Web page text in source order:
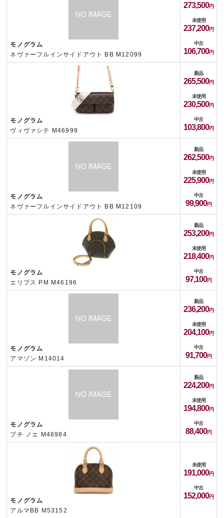
モノグラム
ネヴァーフルインサイドアウト BB M12099
273,500
未使用
237,200
中古
106,700
モノグラム
ヴィヴァシテ M46999
新品
265,500
未使用
230,500
中古
103,800
モノグラム
ネヴァーフルインサイドアウト BB M12109
新品
262,500
未使用
225,900
中古
99,900
モノグラム
エリプス PM M46196
新品
253,200
未使用
218,400
中古
97,100
モノグラム
アマゾン M14014
新品
236,200
未使用
204,100
中古
91,700
モノグラム
プチ ノエ M46984
新品
224,200
未使用
194,800
中古
88,400
モノグラム
アルマBB M53152
未使用
191,000
中古
152,000